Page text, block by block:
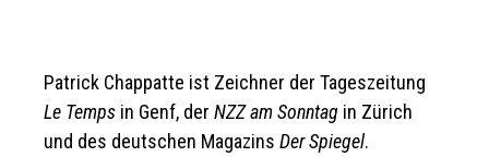
Patrick Chappatte ist Zeichner der Tageszeitung
Le Temps in Genf, der NZZ am Sonntag in Zürich
und des deutschen Magazins Der Spiegel.